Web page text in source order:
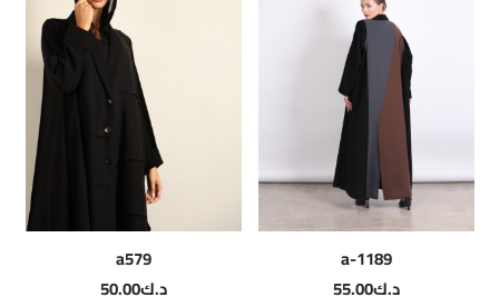
a-1189
د.ك55.00
a579
د.ك50.00